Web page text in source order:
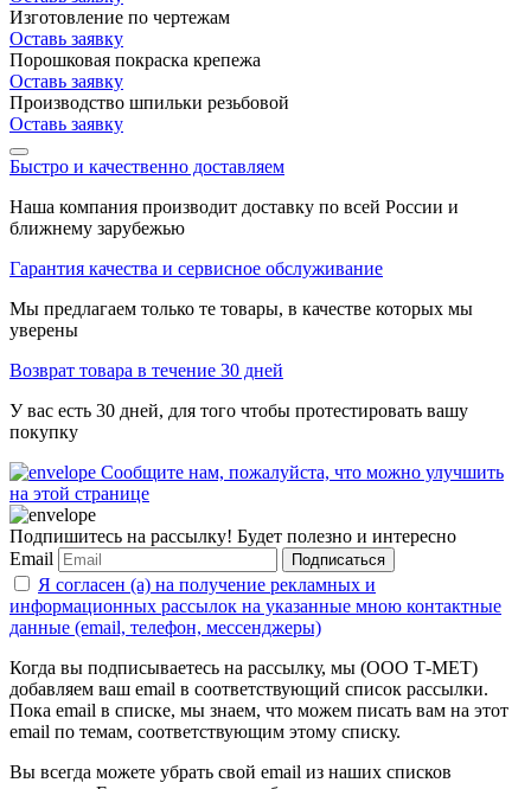
Изготовление по чертежам
Оставь заявку
Порошковая покраска крепежа
Оставь заявку
Производство шпильки резьбовой
Оставь заявку
Быстро и качественно доставляем
Наша компания производит доставку по всей России и
ближнему зарубежью
Гарантия качества и сервисное обслуживание
Мы предлагаем только те товары, в качестве которых мы
уверены
Возврат товара в течение 30 дней
У вас есть 30 дней, для того чтобы протестировать вашу
покупку
Сообщите нам, пожалуйста, что можно улучшить
на этой странице
Подпишитесь на рассылку! Будет полезно и интересно
Email
Подписаться
Я согласен (а) на получение рекламных и
информационных рассылок на указанные мною контактные
данные (email, телефон, мессенджеры)
Когда вы подписываетесь на рассылку, мы (ООО Т-МЕТ)
добавляем ваш email в соответствующий список рассылки.
Пока email в списке, мы знаем, что можем писать вам на этот
email по темам, соответствующим этому списку.
Вы всегда можете убрать свой email из наших списков